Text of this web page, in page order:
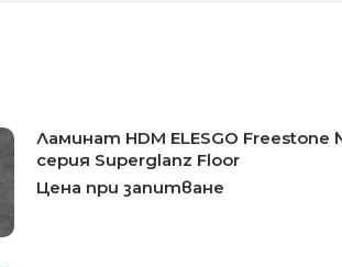
Ламинат HDM ELESGO Freestone
серия Superglanz Floor
Цена при запитване